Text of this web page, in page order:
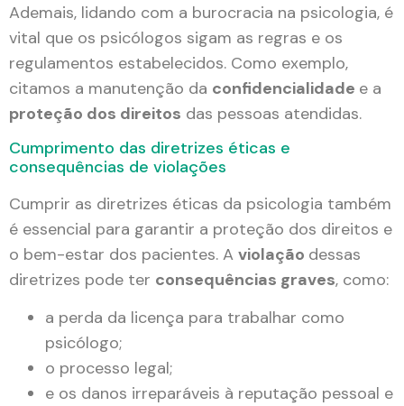
Ademais, lidando com a burocracia na psicologia, é
vital que os psicólogos sigam as regras e os
regulamentos estabelecidos. Como exemplo,
citamos a manutenção da confidencialidade e a
proteção dos direitos das pessoas atendidas.
Cumprimento das diretrizes éticas e
consequências de violações
Cumprir as diretrizes éticas da psicologia também
é essencial para garantir a proteção dos direitos e
o bem-estar dos pacientes. A violação dessas
diretrizes pode ter consequências graves, como:
a perda da licença para trabalhar como
psicólogo;
o processo legal;
e os danos irreparáveis à reputação pessoal e